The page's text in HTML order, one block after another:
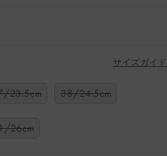
サイズガイド
23.5cm 38/24.5cm
26cm